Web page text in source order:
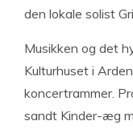
den lokale solist
Musikken og det
Kulturhuset i
koncertrammer.
sandt Kinder-æg